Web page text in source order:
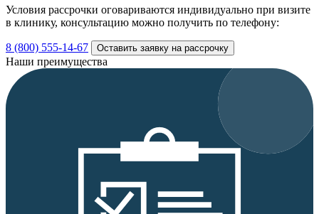
Условия рассрочки оговариваются индивидуально при визите
в клинику, консультацию можно получить по телефону:
8 (800) 555-14-67 Оставить заявку на рассрочку
Наши преимущества